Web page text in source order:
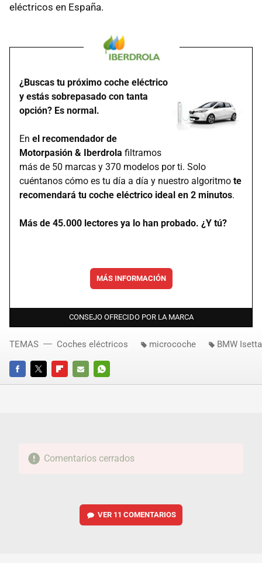
eléctricos en España.
¿Buscas tu próximo coche eléctrico
y estás sobrepasado con tanta
opción? Es normal.
En el recomendador de
Motorpasión & Iberdrola filtramos
más de 50 marcas y 370 modelos por ti. Solo
cuéntanos cómo es tu día a día y nuestro algoritmo te
recomendará tu coche eléctrico ideal en 2 minutos.
Más de 45.000 lectores ya lo han probado. ¿Y tú?
MÁS INFORMACIÓN
CONSEJO OFRECIDO POR LA MARCA
FACEBOOKTWITTERFLIPBOARD
E-
WHATSAPP
TEMAS Coches eléctricos microcoche BMW Isetta
Comentarios cerrados
VER 11 COMENTARIOS